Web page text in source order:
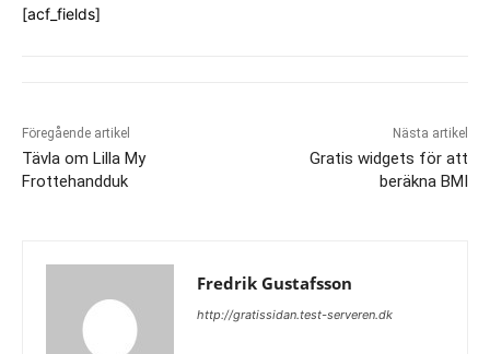
[acf_fields]
Föregående artikel
Tävla om Lilla My
Frottehandduk
Nästa artikel
Gratis widgets för att
beräkna BMI
Fredrik Gustafsson
http://gratissidan.test-serveren.dk